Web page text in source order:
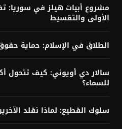
مشروع أبيات هيلز في سوريا:
الأولى والتقسيط
الطلاق في الإسلام: حماية
سالار دي أويوني: كيف تتحول
للسماء؟
سلوك القطيع: لماذا نقلد